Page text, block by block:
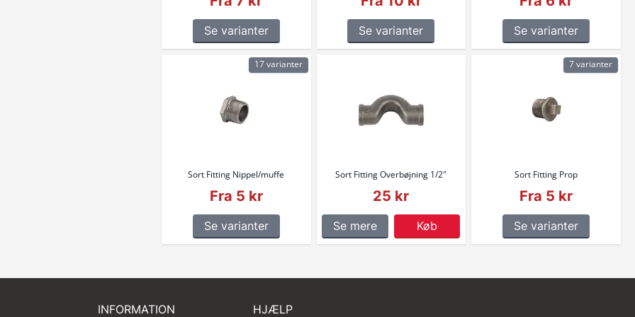
Se varianter Se varianter Se varianter
Sort Fitting Nippel/muffe
Fra 5 kr
Se varianter
17 varianter
Sort Fitting Overbøjning 1/2"
25 kr
Se mere Køb
Sort Fitting Prop
Fra 5 kr
Se varianter
7 varianter
INFORMATION HJÆLP